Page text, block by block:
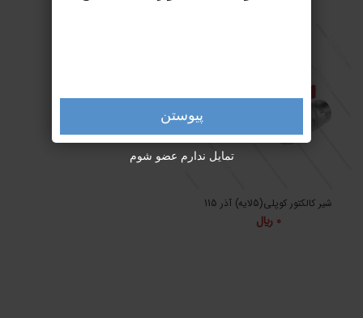
شیر کالکتور کوپلی(5لایه) آذر 115
0 ﷼
پیوستن
تمایل ندارم عضو شوم